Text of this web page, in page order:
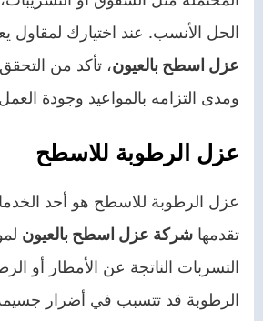
الحل الأنسب. عند اختيارك لمقاول
عزل اسطح بالعيون، تأكد من
ومدى التزامه بالمواعيد وجودة
عزل الرطوبة للاسطح
عزل الرطوبة للاسطح هو أحد
تقدمها شركة عزل اسطح بالعيون
التسربات الناتجة عن الأمطار أو
الرطوبة قد تتسبب في أضرار